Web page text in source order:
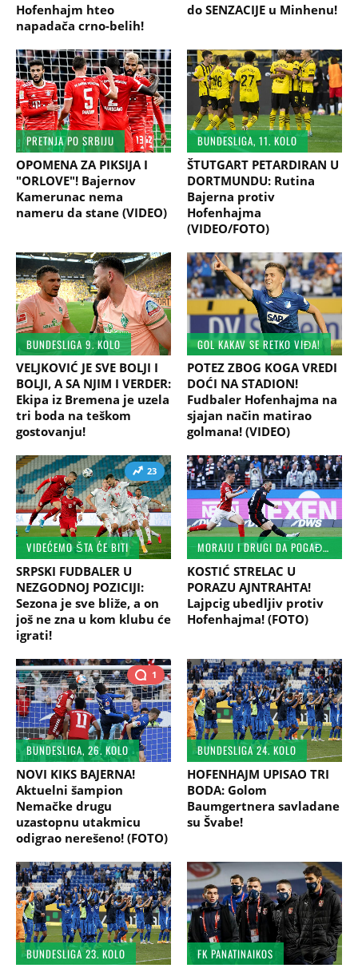
Hofenhajm hteo
napadača crno-belih!
do SENZACIJE u Minhenu!
PRETNJA PO SRBIJU
OPOMENA ZA PIKSIJA I
"ORLOVE"! Bajernov
Kamerunac nema
nameru da stane (VIDEO)
BUNDESLIGA, 11. KOLO
ŠTUTGART PETARDIRAN U
DORTMUNDU: Rutina
Bajerna protiv
Hofenhajma
(VIDEO/FOTO)
BUNDESLIGA 9. KOLO
VELJKOVIĆ JE SVE BOLJI I
BOLJI, A SA NJIM I VERDER:
Ekipa iz Bremena je uzela
tri boda na teškom
gostovanju!
GOL KAKAV SE RETKO VIĐA!
POTEZ ZBOG KOGA VREDI
DOĆI NA STADION!
Fudbaler Hofenhajma na
sjajan način matirao
golmana! (VIDEO)
23
VIDEĆEMO ŠTA ĆE BITI
SRPSKI FUDBALER U
NEZGODNOJ POZICIJI:
Sezona je sve bliže, a on
još ne zna u kom klubu će
igrati!
MORAJU I DRUGI DA POGAĐAJU!
KOSTIĆ STRELAC U
PORAZU AJNTRAHTA!
Lajpcig ubedljiv protiv
Hofenhajma! (FOTO)
1
BUNDESLIGA, 26. KOLO
NOVI KIKS BAJERNA!
Aktuelni šampion
Nemačke drugu
uzastopnu utakmicu
odigrao nerešeno! (FOTO)
BUNDESLIGA 24. KOLO
HOFENHAJM UPISAO TRI
BODA: Golom
Baumgertnera savladane
su Švabe!
BUNDESLIGA 23. KOLO
FK PANATINAIKOS